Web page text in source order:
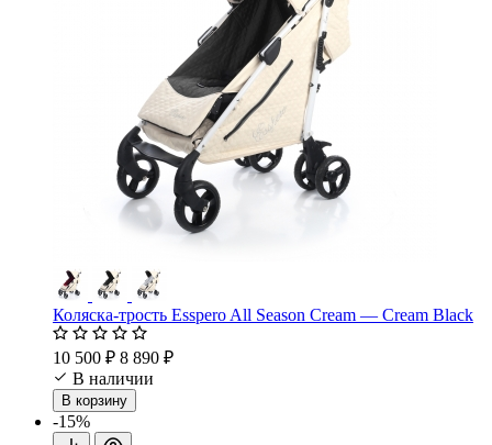
Коляска-трость Esspero All Season Cream — Cream Black
10 500 ₽ 8 890 ₽
В наличии
В корзину
-15%